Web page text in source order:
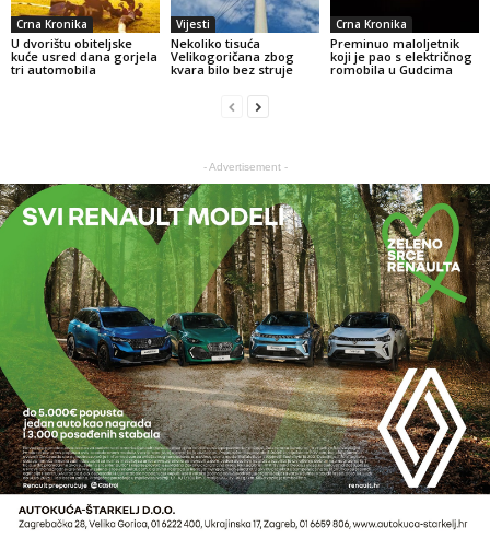
Crna Kronika
U dvorištu obiteljske
kuće usred dana gorjela
tri automobila
Vijesti
Nekoliko tisuća
Velikogoričana zbog
kvara bilo bez struje
Crna Kronika
Preminuo maloljetnik
koji je pao s električnog
romobila u Gudcima
- Advertisement -